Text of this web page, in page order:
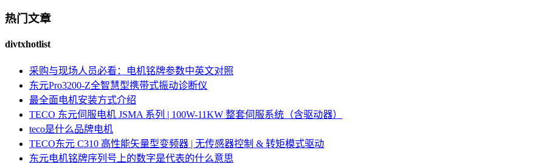
热门文章
divtxhotlist
采购与现场人员必看：电机铭牌参数中英文对照
东元Pro3200-Z全智慧型携带式振动诊断仪
最全面电机安装方式介绍
TECO 东元伺服电机 JSMA 系列 | 100W-11KW 整套伺服系统（含驱动器）
teco是什么品牌电机
TECO东元 C310 高性能矢量型变频器 | 无传感器控制 & 转矩模式驱动
东元电机铭牌序列号上的数字是代表的什么意思